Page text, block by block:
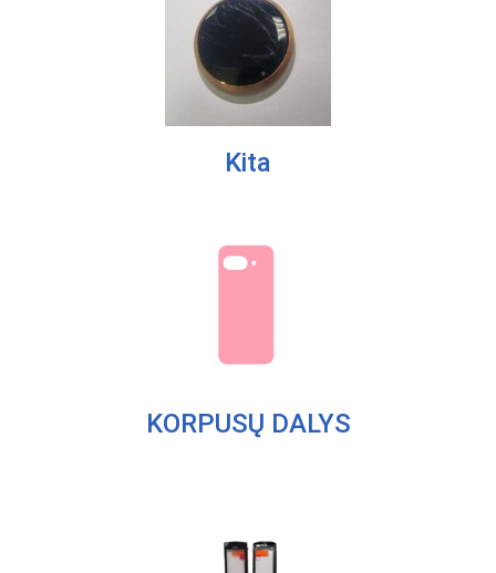
Kita
KORPUSŲ DALYS